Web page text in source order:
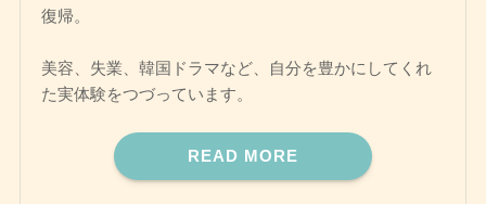
復帰。
美容、失業、韓国ドラマなど、自分を豊かにしてくれ
た実体験をつづっています。
READ MORE